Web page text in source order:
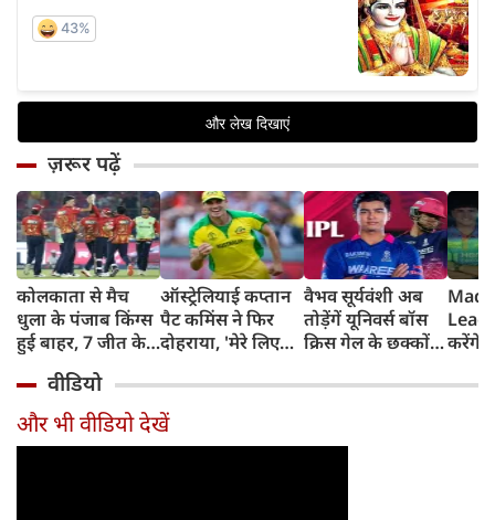
ज़रूर पढ़ें
कोलकाता से मैच
धुला के पंजाब किंग्स
हुई बाहर, 7 जीत के
ऑस्ट्रेलियाई कप्तान
पैट कमिंस ने फिर
दोहराया, 'मेरे लिए
वैभव सूर्यवंशी अब
तोड़ेंगें यूनिवर्स बॉस
क्रिस गेल के छक्कों
करेंगे
टीम में
वीडियो
और भी वीडियो देखें